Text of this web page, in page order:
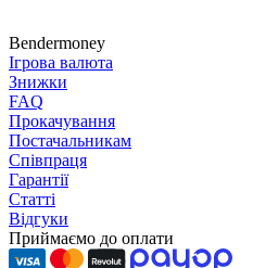
Bendermoney
Ігрова валюта
Знижки
FAQ
Прокачування
Постачальникам
Співпраця
Гарантії
Статті
Відгуки
Приймаємо до оплати